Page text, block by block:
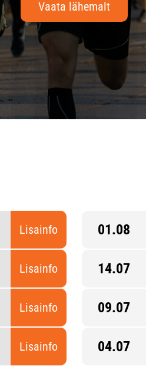
Vaata lähemalt
Lisainfo
Lisainfo
Lisainfo
Lisainfo
01.08
14.07
09.07
04.07